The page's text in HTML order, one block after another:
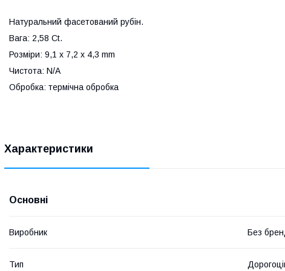
Натуральний фасетований рубін.
Вага: 2,58 Сt.
Розміри: 9,1 x 7,2 x 4,3 mm
Чистота: N/A
Обробка: термічна обробка
Характеристики
Основні
Виробник Без
Тип